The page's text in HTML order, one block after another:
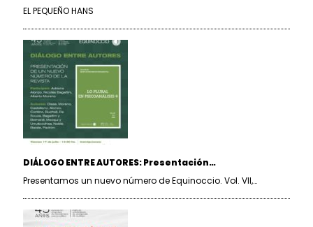
EL PEQUEÑO HANS
DIÁLOGO ENTRE AUTORES: Presentación…
Presentamos un nuevo número de Equinoccio. Vol. VII,…